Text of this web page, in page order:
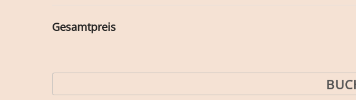
Gesamtpreis